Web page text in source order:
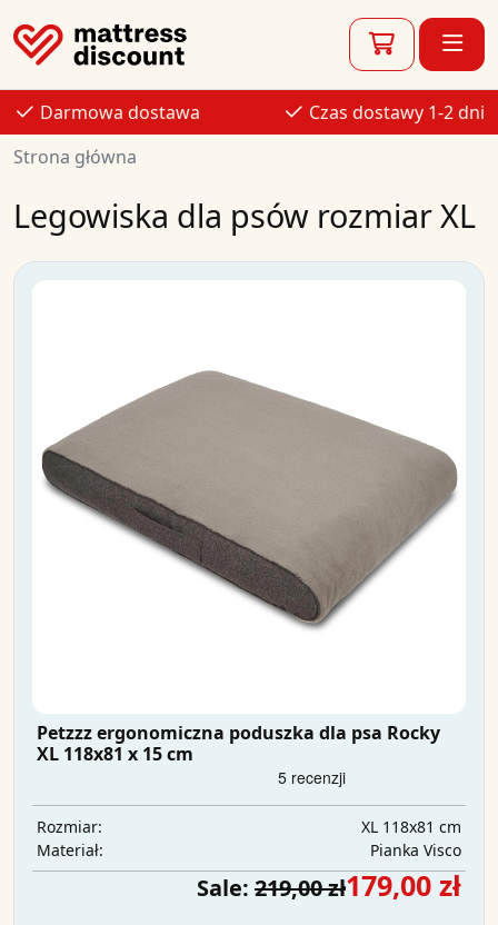
Darmowa dostawa
Czas dostawy 1-2 dni
Strona główna
Legowiska dla psów rozmiar XL
Petzzz ergonomiczna poduszka dla psa Rocky
XL 118x81 x 15 cm
Rozmiar:
XL 118x81 cm
Materiał:
Pianka Visco
Sale: 219,00 zł179,00 zł